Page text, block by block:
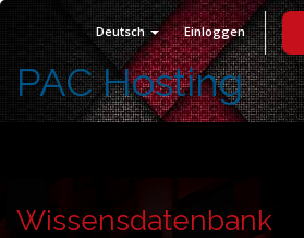
Deutsch Einloggen
PAC Hosting
Wissensdatenbank